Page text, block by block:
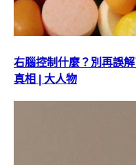
右腦控制什麼？別再誤
真相 | 大人物